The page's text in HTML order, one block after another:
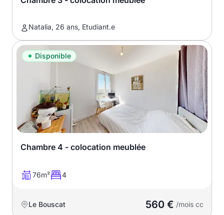
Natalia, 26 ans, Etudiant.e
Disponible
Chambre 4 - colocation meublée
76m² 4
Le Bouscat 560 € /mois cc